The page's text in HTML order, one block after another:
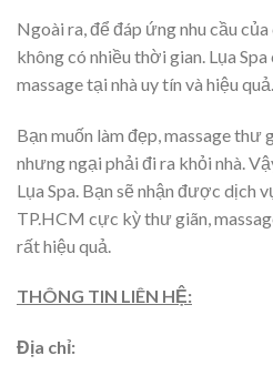
Ngoài ra, để đáp ứng nhu cầu
không có nhiều thời gian. Lụa
massage tại nhà uy tín và hiệu quả.
Bạn muốn làm đẹp, massage thư
nhưng ngại phải đi ra khỏi nhà.
Lụa Spa. Bạn sẽ nhận được dịch
TP.HCM cực kỳ thư giãn,
rất hiệu quả.
THÔNG TIN LIÊN HỆ:
Địa chỉ: